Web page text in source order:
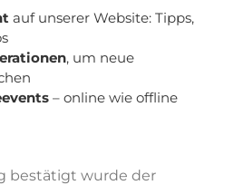
auf unserer Website: Tipps,
, um neue
– online wie offline
bestätigt wurde der